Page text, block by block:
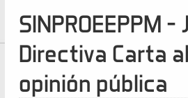
SINPROEEPPM –
Directiva Carta
opinión pública